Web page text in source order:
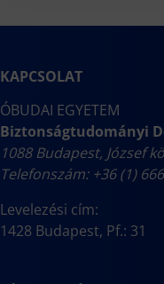
KAPCSOLAT
ÓBUDAI EGYETEM
Biztonságtudományi
1088 Budapest, József
Telefonszám: +36 (1)
Levelezési cím:
1428 Budapest, Pf.: 31